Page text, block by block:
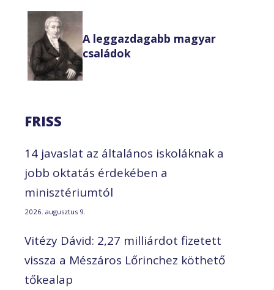
A leggazdagabb magyar
családok
FRISS
14 javaslat az általános iskoláknak a
jobb oktatás érdekében a
minisztériumtól
2026. augusztus 9.
Vitézy Dávid: 2,27 milliárdot fizetett
vissza a Mészáros Lőrinchez köthető
tőkealap